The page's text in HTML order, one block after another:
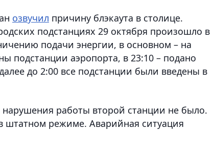
озвучил причину блэкаута в столице.
подстанциях 29 октября произошло в
подачи энергии, в основном – на
подстанции аэропорта, в 23:10 – подано
до 2:00 все подстанции были введены в
нарушения работы второй станции не было.
штатном режиме. Аварийная ситуация